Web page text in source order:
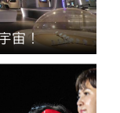
宙！